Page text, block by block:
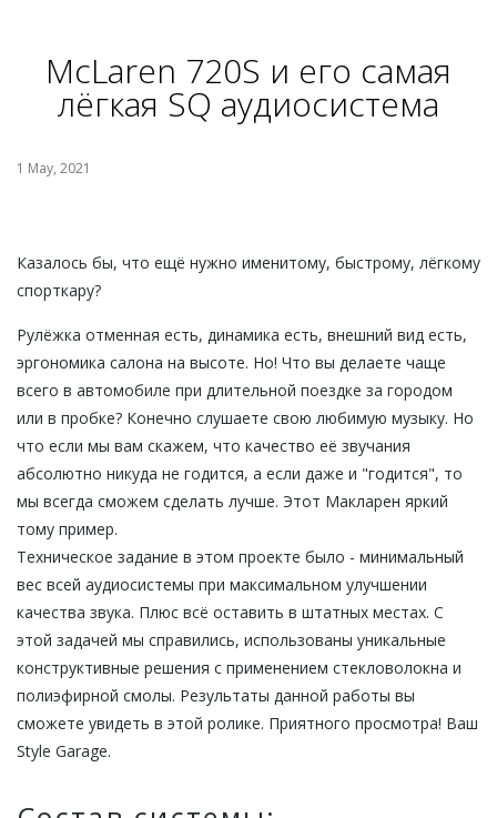
McLaren 720S и его самая
лёгкая SQ аудиосистема
1 May, 2021
Казалось бы, что ещё нужно именитому, быстрому, лёгкому
спорткару?
Рулёжка отменная есть, динамика есть, внешний вид есть,
эргономика салона на высоте. Но! Что вы делаете чаще
всего в автомобиле при длительной поездке за городом
или в пробке? Конечно слушаете свою любимую музыку. Но
что если мы вам скажем, что качество её звучания
абсолютно никуда не годится, а если даже и "годится", то
мы всегда сможем сделать лучше. Этот Макларен яркий
тому пример.
Техническое задание в этом проекте было - минимальный
вес всей аудиосистемы при максимальном улучшении
качества звука. Плюс всё оставить в штатных местах. С
этой задачей мы справились, использованы уникальные
конструктивные решения с применением стекловолокна и
полиэфирной смолы. Результаты данной работы вы
сможете увидеть в этой ролике. Приятного просмотра! Ваш
Style Garage.